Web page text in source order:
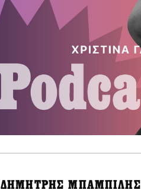
ΔΗΜΗΤΡΗΣ ΜΠΑΜΠΙΛΗΣ